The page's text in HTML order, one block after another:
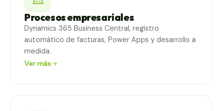
Procesos empresariales
Dynamics 365 Business Central, registro
automático de facturas, Power Apps y desarrollo a
medida.
Ver más